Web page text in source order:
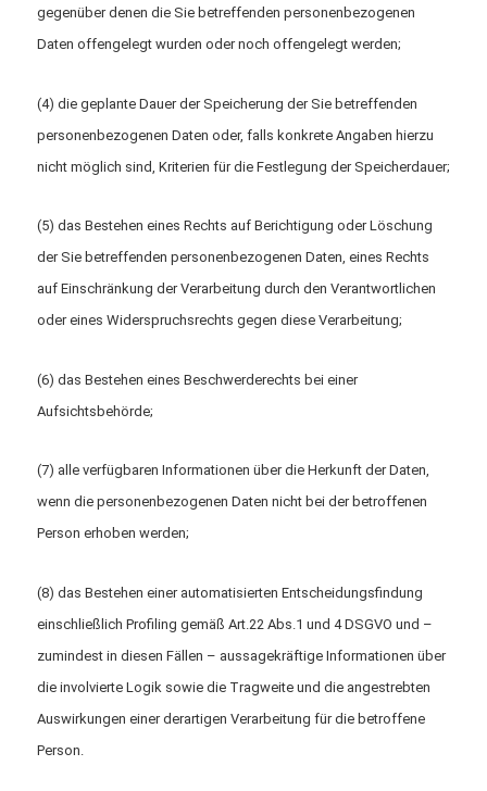
gegenüber denen die Sie betreffenden personenbezogenen
Daten offengelegt wurden oder noch offengelegt werden;
(4) die geplante Dauer der Speicherung der Sie betreffenden
personenbezogenen Daten oder, falls konkrete Angaben hierzu
nicht möglich sind, Kriterien für die Festlegung der Speicherdauer;
(5) das Bestehen eines Rechts auf Berichtigung oder Löschung
der Sie betreffenden personenbezogenen Daten, eines Rechts
auf Einschränkung der Verarbeitung durch den Verantwortlichen
oder eines Widerspruchsrechts gegen diese Verarbeitung;
(6) das Bestehen eines Beschwerderechts bei einer
Aufsichtsbehörde;
(7) alle verfügbaren Informationen über die Herkunft der Daten,
wenn die personenbezogenen Daten nicht bei der betroffenen
Person erhoben werden;
(8) das Bestehen einer automatisierten Entscheidungsfindung
einschließlich Profiling gemäß Art.22 Abs.1 und 4 DSGVO und –
zumindest in diesen Fällen – aussagekräftige Informationen über
die involvierte Logik sowie die Tragweite und die angestrebten
Auswirkungen einer derartigen Verarbeitung für die betroffene
Person.